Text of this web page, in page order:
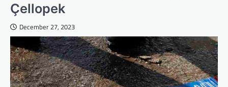
Çellopek
December 27, 2023